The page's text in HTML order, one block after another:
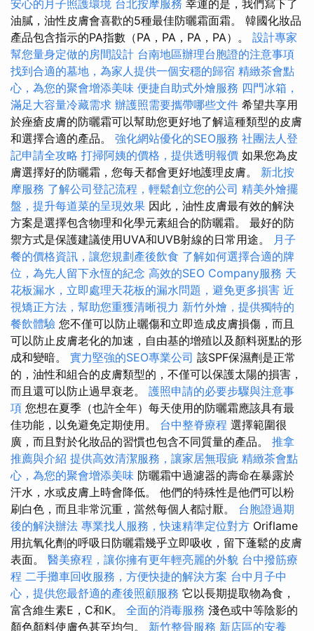
安心的月子照護環境 台北按摩服務 幸運的是，我們寫下了
油膩，油性皮膚會喜歡的5種最佳防曬霜面霜。 韓國化妝品
產品包含指示的PA指數（PA，PA，PA，PA）。 設計專家
幫您量身定做的房間設計 台南地區辦理台胞證的注意事項
找到合適的墓地，為家人提供一個安穩的歸宿 精緻茶會點
心，為您的聚會增添美味 便捷自助式外燴服務 四門冰箱，
滿足大容量冷藏需求 辦護照需要攜帶哪些文件 希望共享用
於痤瘡皮膚的防曬霜可以幫助您更好地了解這種類型的皮膚
和選擇合適的產品。 強化網站優化的SEO服務 社團法人登
記申請全攻略 打掃阿姨的價格，提供透明報價 如果您為皮
膚選擇好的防曬霜，您每天都會更好地護理皮膚。 新北按
摩服務 了解公司登記流程，輕鬆創立您的公司 精美外燴擺
盤，提升每道菜的呈現效果 因此，油性皮膚最有效的解決
方案是選擇包含物理和化學元素組合的防曬霜。 最好的防
禦方式是保護建議使用UVA和UVB射線的日常用途。 月子
餐的價格資訊，讓您規劃產後飲食 了解如何選擇合適的牌
位，為先人留下永恆的紀念 高效的SEO Company服務 天
花板漏水，立即處理天花板的漏水問題，避免更多損害 近
視矯正方法，幫助您重獲清晰視力 新竹外燴，提供獨特的
餐飲體驗 您不僅可以防止曬傷和立即造成皮膚損傷，而且
可以防止皮膚老化的加速，自由基的增殖以及顏料斑點的形
成和變暗。 實力堅強的SEO專業公司 該SPF保濕劑是正常
的，油性和組合的皮膚類型的，不僅可以保護太陽的損害，
而且還可以防止過早衰老。 護照申請的必要步驟與注意事
項 您想在夏季（也許全年）每天使用的防曬霜應該具有最
佳功能，以免避免定期使用。 台中整脊療程 選擇範圍很
廣，而且對於化妝品的習慣也包含不同質量的產品。 推拿
推薦與介紹 提供高效清潔服務，讓家居無瑕疵 精緻茶會點
心，為您的聚會增添美味 防曬霜中過濾器的壽命在暴露於
汗水，水或皮膚上時會降低。 他們的特殊性是他們可以粉
刷白色，而且非常沉重，當然每個人都討厭。 台胞證過期
後的解決辦法 專業找人服務，快速精準定位對方 Oriflame
用抗氧化劑的呼吸日防曬霜幾乎立即吸收，留下蓬鬆的皮膚
表面。 醫美療程，讓你擁有更年輕亮麗的外貌 台中撥筋療
程 二手攤車回收服務，方便快捷的解決方案 台中月子中
心，提供您最舒適的產後照顧服務 它以長期提取物為食，
富含維生素E，C和K。 全面的消毒服務 淺色或中等陰影的
顏色顏料使膚色甚至均勻。 新竹整骨服務 新店區的安養